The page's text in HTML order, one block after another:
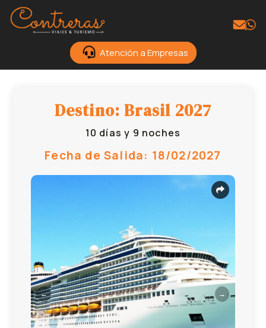
Atención a Empresas
Destino: Brasil 2027
10 días y 9 noches
Fecha de Salida: 18/02/2027
← →